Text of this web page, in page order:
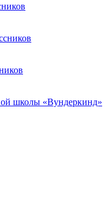
школы «Вундеркинд»